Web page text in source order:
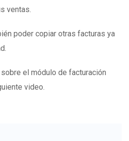
ventas.
poder copiar otras facturas ya
el módulo de facturación
video.